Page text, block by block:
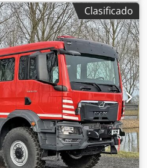
diésel, capacidad del
l, color:rojo, cabina del
, tipo de engranaje:
Euro 6, amortiguación:
mm, ancho total:2.500 mm,
del espacio de carga:5
, Equipamiento:AdBlue, aire
y accesorios adicionales = -
ballestas - Parasol =
técnica Número de
cc Transmisión Tipo de
OD, automática Configuración
14.00R20 Frenos:
Clasificado